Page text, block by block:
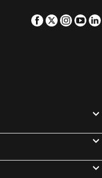
Facebook
Twitter